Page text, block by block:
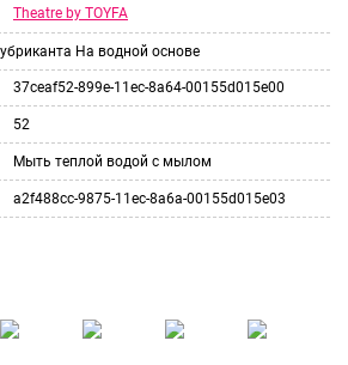
Theatre by TOYFA
На водной основе
37ceaf52-899e-11ec-8a64-00155d015e00
52
Мыть теплой водой с мылом
a2f488cc-9875-11ec-8a6a-00155d015e03